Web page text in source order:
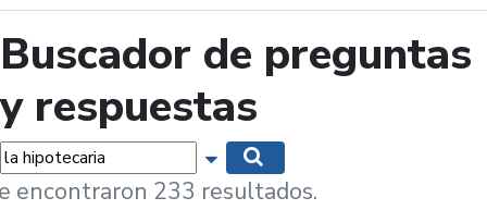
Buscador de preguntas
y respuestas
Mostrar opciones de búsqueda
encontraron 233 resultados.